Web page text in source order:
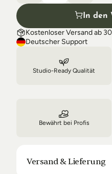
In den
Kostenloser Versand ab
Deutscher Support
Studio-Ready Qualität
Bewährt bei Profis
Versand & Lieferung